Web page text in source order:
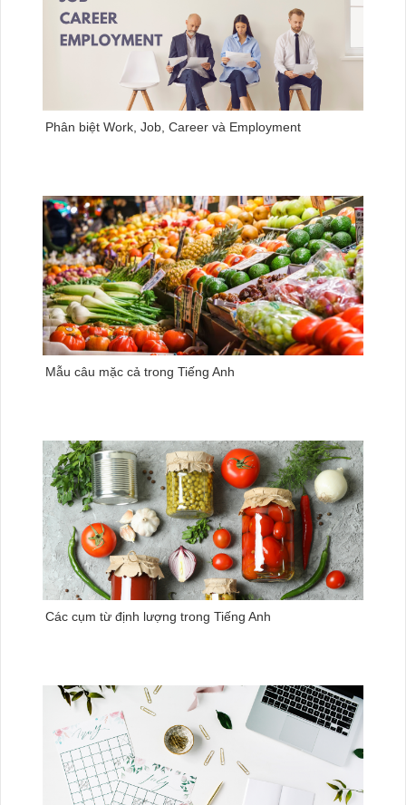
Phân biệt Work, Job, Career và Employment
Mẫu câu mặc cả trong Tiếng Anh
Các cụm từ định lượng trong Tiếng Anh